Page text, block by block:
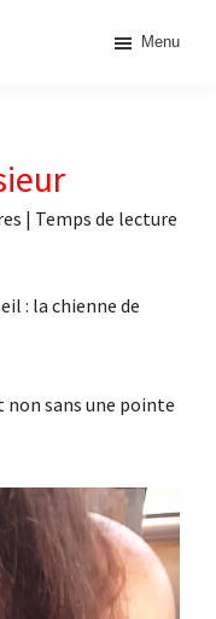
Menu
| Temps de lecture
: la chienne de
non sans une pointe